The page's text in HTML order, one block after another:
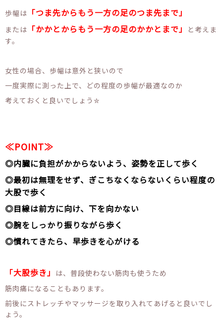
歩幅は 「つま先からもう一方の足のつま先まで」
または 「かかとからもう一方の足のかかとまで」
と考えま
す。
女性の場合、歩幅は意外と狭いので
一度実際に測った上で、どの程度の歩幅が最適なのか
考えておくと良いでしょう✮
≪POINT≫
◎内臓に負担がかからないよう、姿勢を正して歩く
◎最初は無理をせず、ぎこちなくならないくらい程度の
大股で歩く
◎目線は前方に向け、下を向かない
◎腕をしっかり振りながら歩く
◎慣れてきたら、早歩きを心がける
「大股歩き」
は、普段使わない筋肉も使うため
筋肉痛になることもあります。
前後にストレッチやマッサージを取り入れてあげると良いでし
ょう。